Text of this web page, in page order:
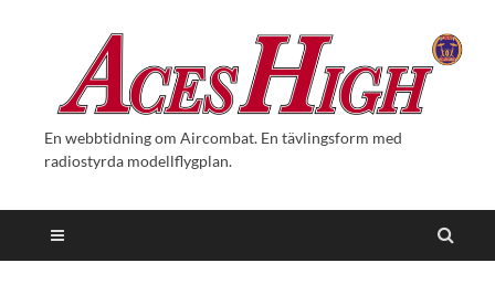
En webbtidning om Aircombat. En tävlingsform med
radiostyrda modellflygplan.